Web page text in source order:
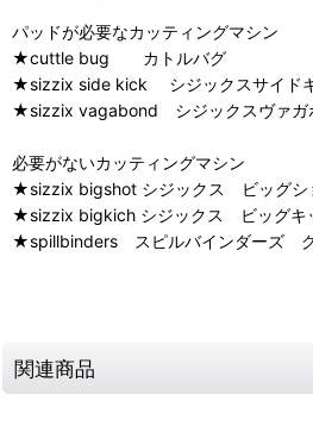
パッドが必要なカッティングマシン
★cuttle bug カトルバグ
★sizzix side kick シジックスサイド
★sizzix vagabond シジックスヴァガ
必要がないカッティングマシン
★sizzix bigshot シジックス ビッグシ
★sizzix bigkich シジックス ビッグキ
★spillbinders スピルバインダーズ グ
関連商品